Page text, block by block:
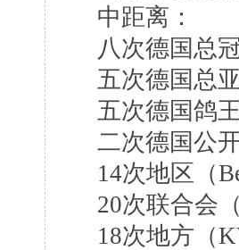
中距离：
八次德国总
五次德国总
五次德国鸽
二次德国公
14次地区（
20次联合会
18次地方（